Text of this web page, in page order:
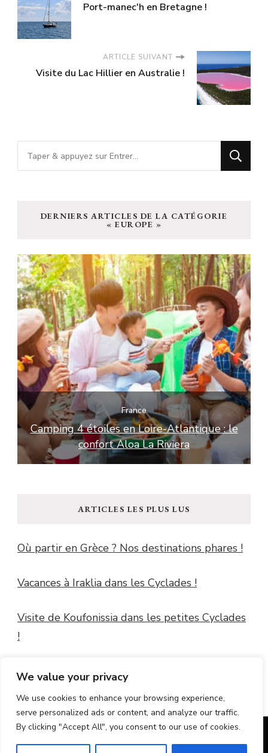
We value your privacy
We use cookies to enhance your browsing experience,
serve personalized ads or content, and analyze our traffic.
By clicking "Accept All", you consent to our use of cookies.
Port-manec'h en Bretagne !
ARTICLE SUIVANT
Visite du Lac Hillier en Australie !
Vous
recherchiez
DERNIERS ARTICLES DE LA CATÉGORIE
« EUROPE »
France
Camping 4 étoiles en Loire-Atlantique : le
confort Aloa La Riviera
ARTICLES LES PLUS LUS
Où partir en Grèce ? Nos destinations phares !
Vacances à Iraklia dans les Cyclades !
Visite de Koufonissia dans les petites Cyclades
!
Windguru Guidel